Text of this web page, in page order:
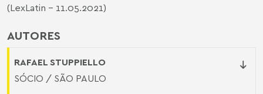
AUTORES
RAFAEL STUPPIELLO
SÓCIO / SÃO PAULO
(LexLatin - 11.05.2021)